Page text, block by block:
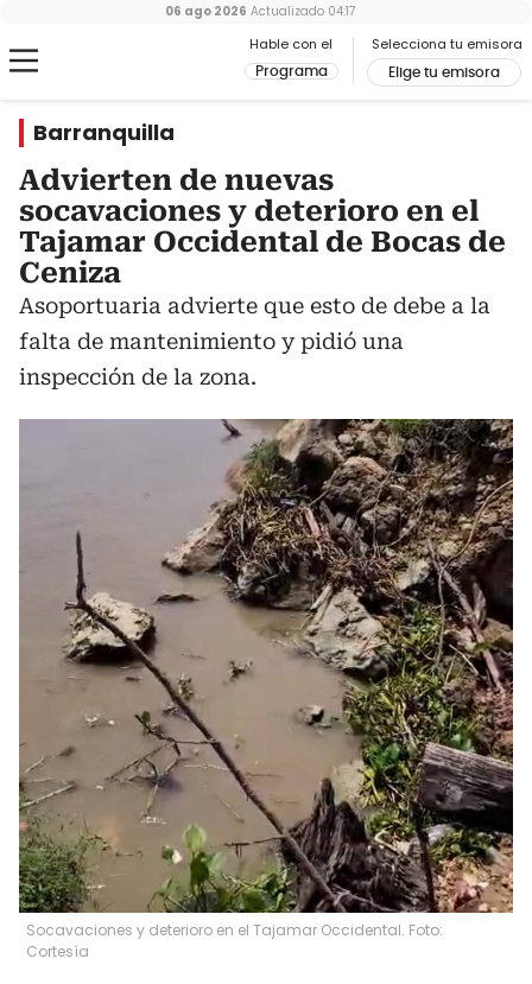
Hable con el
Programa
Selecciona tu emisora
Elige tu emisora
06 ago 2026 Actualizado 04:17
Barranquilla
Advierten de nuevas
socavaciones y deterioro en el
Tajamar Occidental de Bocas de
Ceniza
Asoportuaria advierte que esto de debe a la
falta de mantenimiento y pidió una
inspección de la zona.
Socavaciones y deterioro en el Tajamar Occidental. Foto:
Cortesía